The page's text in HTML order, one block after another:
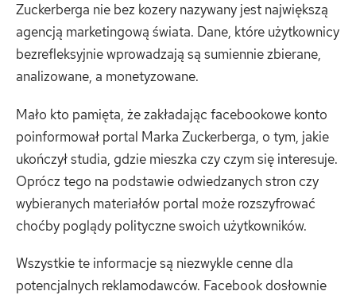
Zuckerberga nie bez kozery nazywany jest największą
agencją marketingową świata. Dane, które użytkownicy
bezrefleksyjnie wprowadzają są sumiennie zbierane,
analizowane, a monetyzowane.
Mało kto pamięta, że zakładając facebookowe konto
poinformował portal Marka Zuckerberga, o tym, jakie
ukończył studia, gdzie mieszka czy czym się interesuje.
Oprócz tego na podstawie odwiedzanych stron czy
wybieranych materiałów portal może rozszyfrować
choćby poglądy polityczne swoich użytkowników.
Wszystkie te informacje są niezwykle cenne dla
potencjalnych reklamodawców. Facebook dosłownie